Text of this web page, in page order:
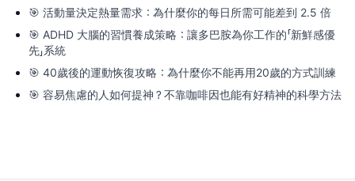
🎯 活動量決定熱量需求：為什麼你的每日所需可能差到 2.5 倍
🎯 ADHD 大腦的習慣養成策略：讓多巴胺為你工作的「新鮮感優
先」系統
🎯 40歲後的運動恢復攻略：為什麼你不能再用20歲的方式訓練
🎯 容易焦慮的人如何提神？不靠咖啡因也能有好精神的科學方法